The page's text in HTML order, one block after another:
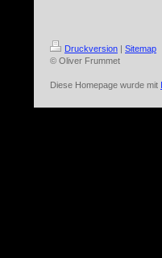
Druckversion
Sitemap
© Oliver Frummet
Diese Homepage wurde mit